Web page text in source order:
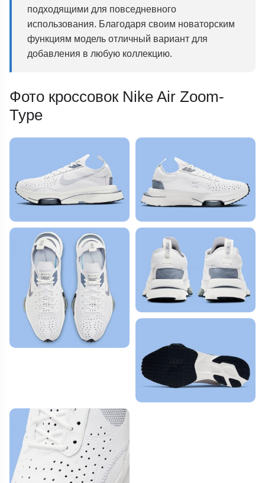
подходящими для повседневного
использования. Благодаря своим новаторским
функциям модель отличный вариант для
добавления в любую коллекцию.
Фото кроссовок Nike Air Zoom-
Type